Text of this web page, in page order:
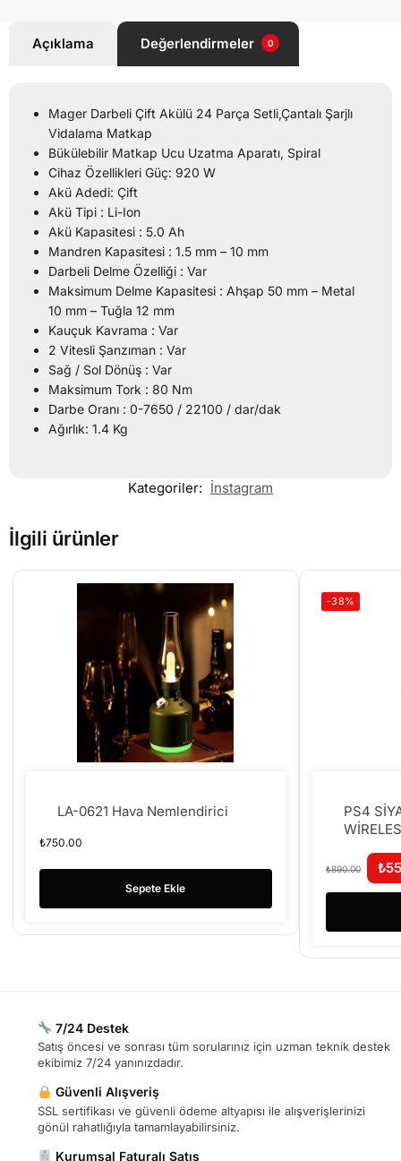
Açıklama Değerlendirmeler 0
Mager Darbeli Çift Akülü 24 Parça Setli,Çantalı Şarjlı
Vidalama Matkap
Bükülebilir Matkap Ucu Uzatma Aparatı, Spiral
Cihaz Özellikleri Güç: 920 W
Akü Adedi: Çift
Akü Tipi : Li-Ion
Akü Kapasitesi : 5.0 Ah
Mandren Kapasitesi : 1.5 mm – 10 mm
Darbeli Delme Özelliği : Var
Maksimum Delme Kapasitesi : Ahşap 50 mm – Metal
10 mm – Tuğla 12 mm
Kauçuk Kavrama : Var
2 Vitesli Şanzıman : Var
Sağ / Sol Dönüş : Var
Maksimum Tork : 80 Nm
Darbe Oranı : 0-7650 / 22100 / dar/dak
Ağırlık: 1.4 Kg
Kategoriler: İnstagram
İlgili ürünler
LA-0621 Hava Nemlendirici
₺750.00
Sepete Ekle
-38%
PS4
₺890.00 ₺
7/24 Destek
Satış öncesi ve sonrası tüm sorularınız için uzman teknik destek
ekibimiz 7/24 yanınızdadır.
Güvenli Alışveriş
SSL sertifikası ve güvenli ödeme altyapısı ile alışverişlerinizi
gönül rahatlığıyla tamamlayabilirsiniz.
Kurumsal Faturalı Satış